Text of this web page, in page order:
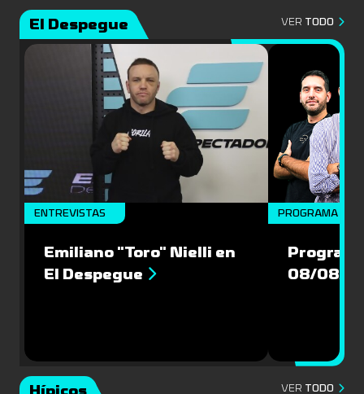
El Despegue VER TODO
ENTREVISTAS
Emiliano "Toro" Nielli en
El Despegue
PROGRAMA
08/08/
VER TODO